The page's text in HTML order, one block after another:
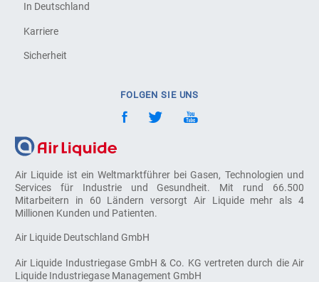
Air Liquide ist ein Weltmarktführer bei Gasen, Technologien und
Services für Industrie und Gesundheit. Mit rund 66.500
Mitarbeitern in 60 Ländern versorgt Air Liquide mehr als 4
Millionen Kunden und Patienten.
Air Liquide Deutschland GmbH
Air Liquide Industriegase GmbH & Co. KG vertreten durch die Air
Liquide Industriegase Management GmbH
In Deutschland
Karriere
Sicherheit
FOLGEN SIE UNS